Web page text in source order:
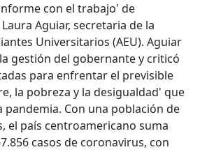
con el trabajo' de
Aguiar, secretaria de la
Universitarios (AEU). Aguiar
gestión del gobernante y criticó
para enfrentar el previsible
la pobreza y la desigualdad' que
pandemia. Con una población de
el país centroamericano suma
casos de coronavirus, con